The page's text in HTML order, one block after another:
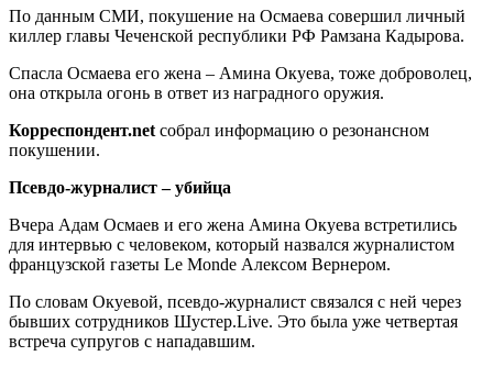
По данным СМИ, покушение на Осмаева совершил личный
киллер главы Чеченской республики РФ Рамзана Кадырова.
Спасла Осмаева его жена – Амина Окуева, тоже доброволец,
она открыла огонь в ответ из наградного оружия.
Корреспондент.net собрал информацию о резонансном
покушении.
Псевдо-журналист – убийца
Вчера Адам Осмаев и его жена Амина Окуева встретились
для интервью с человеком, который назвался журналистом
французской газеты Le Monde Алексом Вернером.
По словам Окуевой, псевдо-журналист связался с ней через
бывших сотрудников Шустер.Live. Это была уже четвертая
встреча супругов с нападавшим.